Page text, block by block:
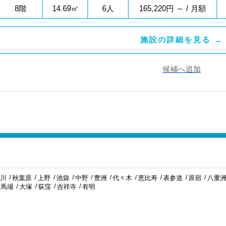
8階
14.69㎡ 6人 165,220円 ～ / 月額
施設の詳細を見る →
候補へ追加
秋葉原 上野 池袋 中野 豊洲 代々木 恵比寿 表参道 原宿 八重洲
場 大塚 荻窪 吉祥寺
有明